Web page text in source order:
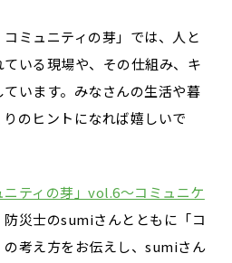
ミュニティの芽」では、人と
いる現場や、その仕組み、キ
います。みなさんの生活や暮
のヒントになれば嬉しいで
ニティの芽」vol.6～コミュニケ
防災士のsumiさんとともに「コ
の考え方をお伝えし、sumiさん